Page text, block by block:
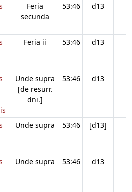
Feria
secunda
53:46 d13
Feria ii 53:46 d13
Unde supra
[de resurr.
dni.]
53:46 d13
Unde supra 53:46 [d13]
Unde supra 53:46 d13